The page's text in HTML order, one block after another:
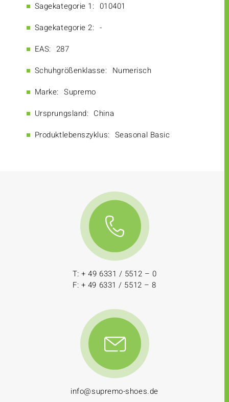
Sagekategorie 1: 010401
Sagekategorie 2: -
EAS: 287
Schuhgrößenklasse: Numerisch
Marke: Supremo
Ursprungsland: China
Produktlebenszyklus: Seasonal Basic
T: + 49 6331 / 5512 – 0
F: + 49 6331 / 5512 – 8
info@supremo-shoes.de